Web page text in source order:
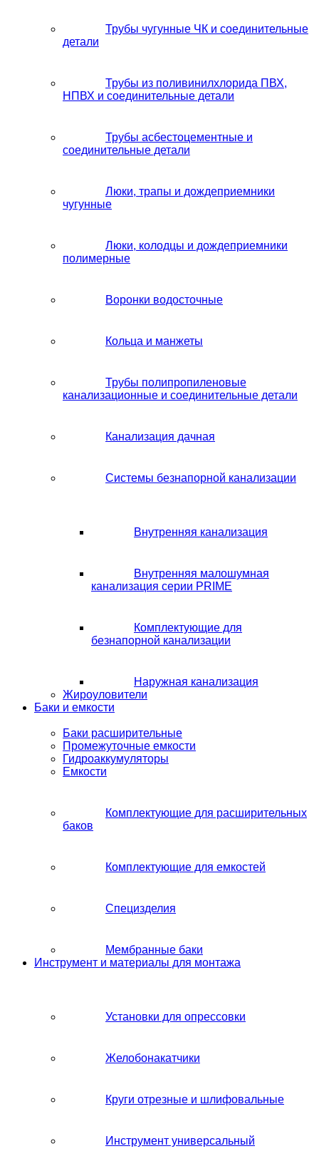
Трубы чугунные ЧК и соединительные
детали
Трубы из поливинилхлорида ПВХ,
НПВХ и соединительные детали
Трубы асбестоцементные и
соединительные детали
Люки, трапы и дождеприемники
чугунные
Люки, колодцы и дождеприемники
полимерные
Воронки водосточные
Кольца и манжеты
Трубы полипропиленовые
канализационные и соединительные детали
Канализация дачная
Системы безнапорной канализации
Внутренняя канализация
Внутренняя малошумная
канализация серии PRIME
Комплектующие для
безнапорной канализации
Наружная канализация
Жироуловители
Баки и емкости
Баки расширительные
Промежуточные емкости
Гидроаккумуляторы
Емкости
Комплектующие для расширительных
баков
Комплектующие для емкостей
Специзделия
Мембранные баки
Инструмент и материалы для монтажа
Установки для опрессовки
Желобонакатчики
Круги отрезные и шлифовальные
Инструмент универсальный